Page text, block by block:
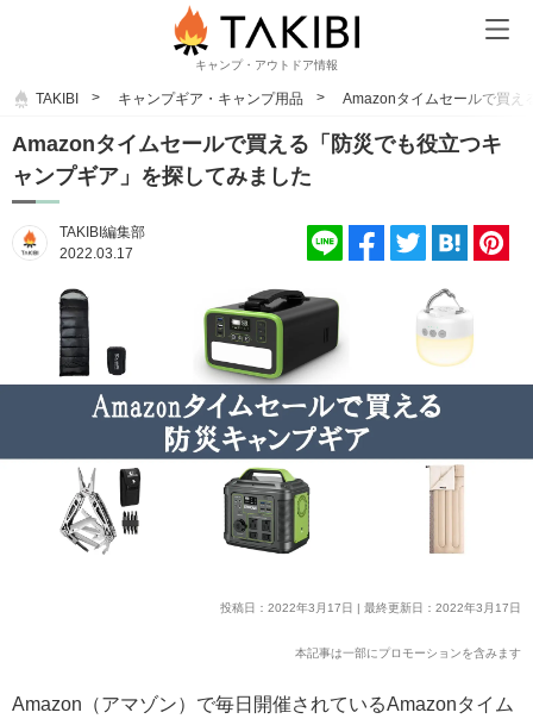
キャンプ・アウトドア情報
TAKIBI キャンプギア・キャンプ用品 Amazonタイムセールで買え
Amazonタイムセールで買える「防災でも役立つキ
ャンプギア」を探してみました
TAKIBI編集部
2022.03.17
投稿日：2022年3月17日 | 最終更新日：2022年3月17日
本記事は一部にプロモーションを含みます
Amazon（アマゾン）で毎日開催されているAmazonタイム